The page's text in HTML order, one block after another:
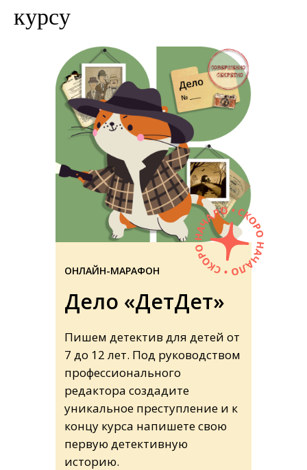
курсу
Дело «ДетДет»
Пишем детектив для детей от
7 до 12 лет. Под руководством
профессионального
редактора создадите
уникальное преступление и к
концу курса напишете свою
первую детективную
историю.
ОНЛАЙН-МАРАФОН